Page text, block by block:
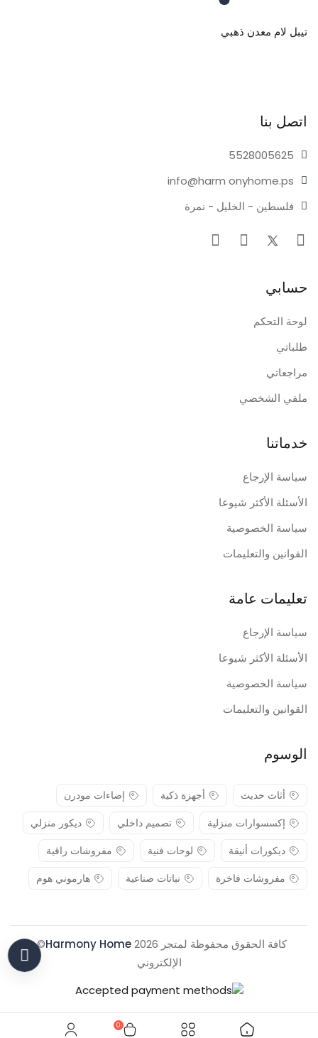
0
تيبل لام معدن ذهبي
اتصل بنا
05625
55280
info@harm onyhome.ps
فلسطين - الخليل - نمرة
حسابي
لوحة التحكم
طلباتي
مراجعاتي
ملفي الشخصي
خدماتنا
سياسة الإرجاع
الأسئلة الأكثر شيوعا
سياسة الخصوصية
القوانين والتعليمات
تعليمات عامة
سياسة الإرجاع
الأسئلة الأكثر شيوعا
سياسة الخصوصية
القوانين والتعليمات
الوسوم
أثاث حديث أجهزة ذكية
إضاءات مودرن
إكسسوارات منزلية
تصميم داخلي
ديكور منزلي
ديكورات أنيقة
لوحات فنية
مفروشات راقية
مفروشات فاخرة
نباتات صناعية هارموني هوم
كافة الحقوق محفوظة لمتجر 2026 Harmony Home
© .
الإلكتروني